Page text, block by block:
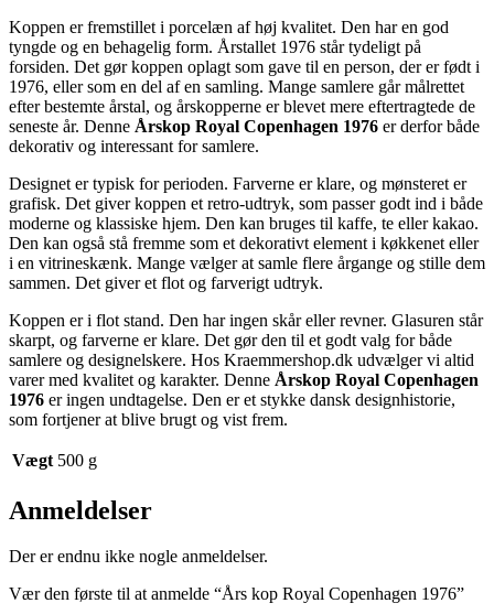
Koppen er fremstillet i porcelæn af høj kvalitet. Den har en god
tyngde og en behagelig form. Årstallet 1976 står tydeligt på
forsiden. Det gør koppen oplagt som gave til en person, der er født i
1976, eller som en del af en samling. Mange samlere går målrettet
efter bestemte årstal, og årskopperne er blevet mere eftertragtede de
seneste år. Denne Årskop Royal Copenhagen 1976 er derfor både
dekorativ og interessant for samlere.
Designet er typisk for perioden. Farverne er klare, og mønsteret er
grafisk. Det giver koppen et retro‑udtryk, som passer godt ind i både
moderne og klassiske hjem. Den kan bruges til kaffe, te eller kakao.
Den kan også stå fremme som et dekorativt element i køkkenet eller
i en vitrineskænk. Mange vælger at samle flere årgange og stille dem
sammen. Det giver et flot og farverigt udtryk.
Koppen er i flot stand. Den har ingen skår eller revner. Glasuren står
skarpt, og farverne er klare. Det gør den til et godt valg for både
samlere og designelskere. Hos Kraemmershop.dk udvælger vi altid
varer med kvalitet og karakter. Denne Årskop Royal Copenhagen
1976 er ingen undtagelse. Den er et stykke dansk designhistorie,
som fortjener at blive brugt og vist frem.
Vægt 500 g
Anmeldelser
Der er endnu ikke nogle anmeldelser.
Vær den første til at anmelde “Års kop Royal Copenhagen 1976”